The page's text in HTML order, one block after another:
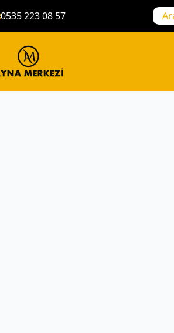
0535 223 08 57